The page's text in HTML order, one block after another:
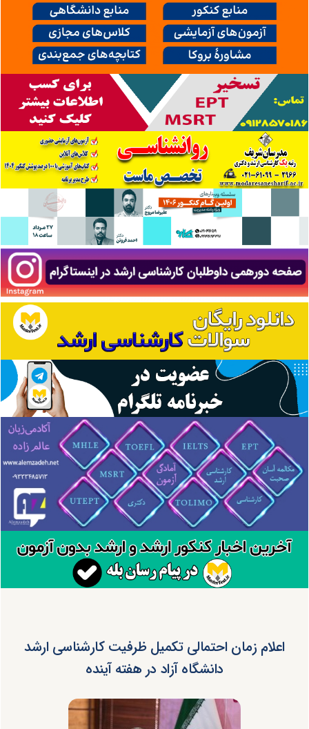
اعلام زمان احتمالی تکمیل ظرفیت کارشناسی ارشد
دانشگاه آزاد در هفته آینده